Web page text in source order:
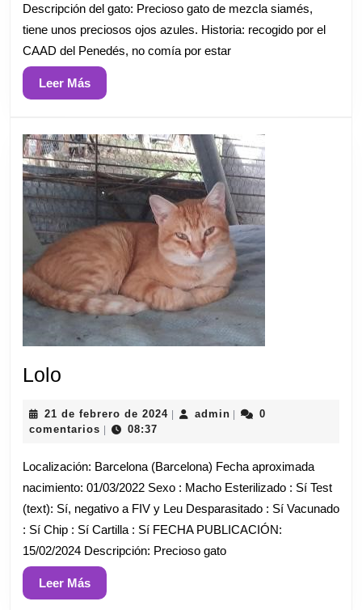
Descripción del gato: Precioso gato de mezcla siamés,
tiene unos preciosos ojos azules. Historia: recogido por el
CAAD del Penedés, no comía por estar
Leer MásLeer
Más
Lolo
21 de febrero de 202421
2024
adminadmin
0
comentarios
08:37
Localización: Barcelona (Barcelona) Fecha aproximada
nacimiento: 01/03/2022 Sexo : Macho Esterilizado : Sí Test
(text): Sí, negativo a FIV y Leu Desparasitado : Sí Vacunado
: Sí Chip : Sí Cartilla : Sí FECHA PUBLICACIÓN:
15/02/2024 Descripción: Precioso gato
Leer MásLeer
Más